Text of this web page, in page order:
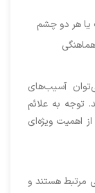
یا هر دو چشم
آسیب‌های
توجه به علائم
اهمیت ویژه‌ای
مرتبط هستند و